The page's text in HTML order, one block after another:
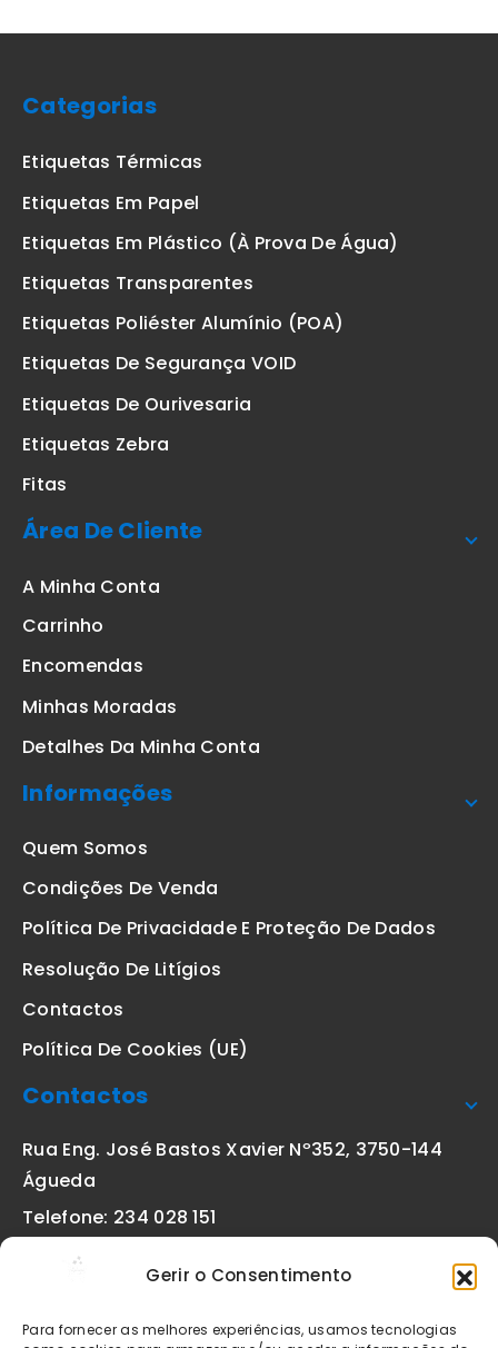
Gerir o Consentimento
Para fornecer as melhores experiências, usamos tecnologias
Categorias
Etiquetas Térmicas
Etiquetas Em Papel
Etiquetas Em Plástico (à Prova De Água)
Etiquetas Transparentes
Etiquetas Poliéster Alumínio (POA)
Etiquetas De Segurança VOID
Etiquetas De Ourivesaria
Etiquetas Zebra
Fitas
Área De Cliente
A Minha Conta
Carrinho
Encomendas
Minhas Moradas
Detalhes Da Minha Conta
Informações
Quem Somos
Condições De Venda
Política De Privacidade E Proteção De Dados
Resolução De Litígios
Contactos
Política De Cookies (UE)
Contactos
Rua Eng. José Bastos Xavier Nº352, 3750-144
Águeda
Telefone: 234 028 151
geral@etiquetas-online.pt